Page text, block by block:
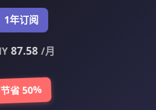
1年订阅
87.58 /月
节省 50%